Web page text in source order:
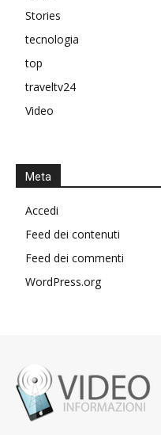
Stories
tecnologia
top
traveltv24
Video
Meta
Accedi
Feed dei contenuti
Feed dei commenti
WordPress.org